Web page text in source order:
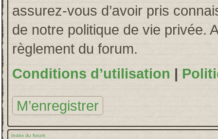
assurez-vous d’avoir pris
de notre politique de vie privée.
règlement du forum.
Conditions d’utilisation |
M’enregistrer
Index du forum